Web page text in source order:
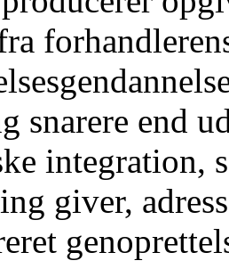
snarere end
integration,
giver,